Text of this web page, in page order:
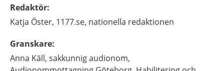
Redaktör:
Katja Öster, 1177.se, nationella redaktionen
Granskare:
Anna Käll, sakkunnig audionom,